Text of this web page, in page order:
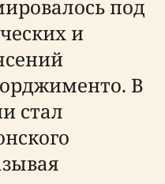
под
и
В
стал